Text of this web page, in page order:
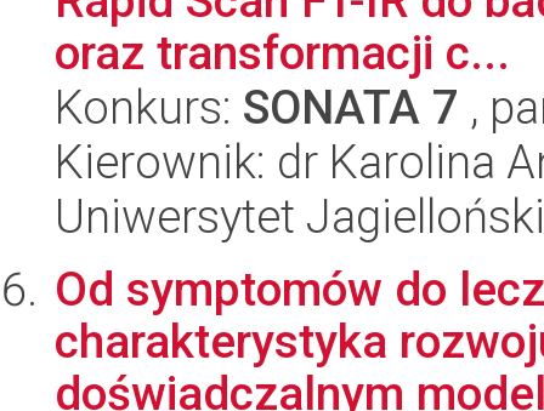
oraz transformacji c...
Konkurs: SONATA 7 ,
Kierownik: dr Karolina
Uniwersytet
Od symptomów do
charakterystyka
doświadczalnym